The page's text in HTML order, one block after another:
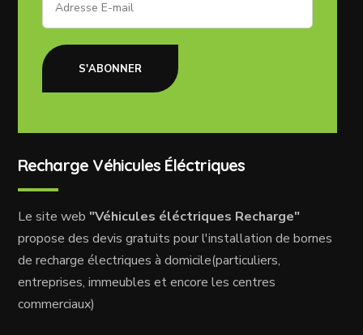
S'ABONNER
Recharge Véhicules Éléctriques
Le site web "Véhicules éléctriques Recharge"
propose des devis gratuits pour l'installation de bornes
de recharge électriques à domicile(particuliers,
entreprises, immeubles et encore les centres
commerciaux)